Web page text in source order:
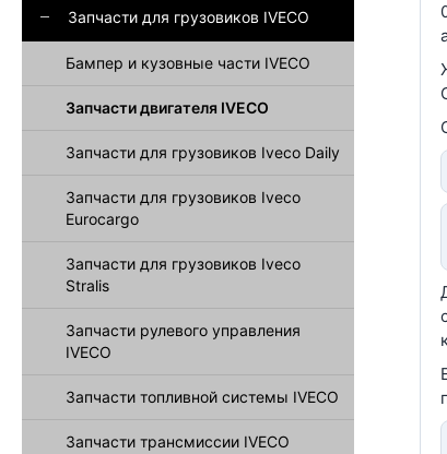
Запчасти для грузовиков IVECO
Бампер и кузовные части IVECO
Запчасти двигателя IVECO
Запчасти для грузовиков Iveco Daily
Запчасти для грузовиков Iveco
Eurocargo
Запчасти для грузовиков Iveco
Stralis
Запчасти рулевого управления
IVECO
Запчасти топливной системы IVECO
Запчасти трансмиссии IVECO